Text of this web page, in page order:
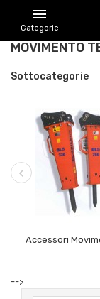

Categorie
MOVIMENTO
Sottocategorie
Accessori
-->